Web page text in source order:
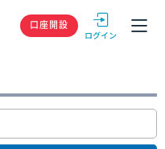
GMOクリック
口座開設